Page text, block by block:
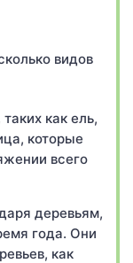
видов
как ель,
которые
всего
деревьям,
года. Они
как